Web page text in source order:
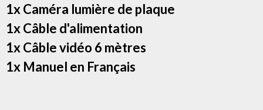
1x Caméra lumière de plaque
1x Câble d'alimentation
1x Câble vidéo 6 mètres
1x Manuel en Françai​s